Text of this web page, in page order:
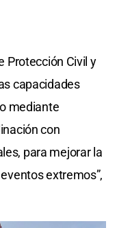
Protección Civil y
capacidades
mediante
con
para mejorar la
extremos”,